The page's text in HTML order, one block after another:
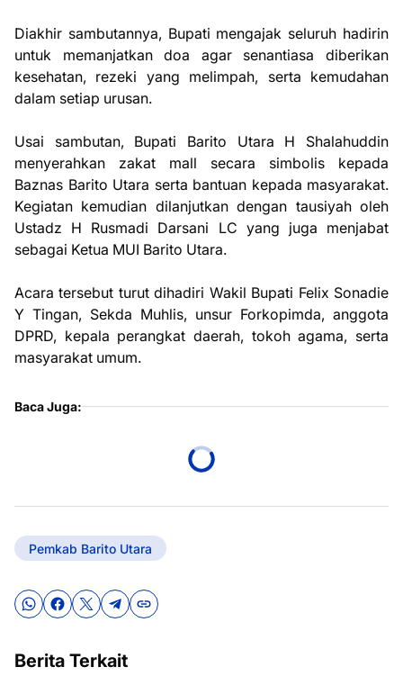
Diakhir sambutannya, Bupati mengajak seluruh hadirin
untuk memanjatkan doa agar senantiasa diberikan
kesehatan, rezeki yang melimpah, serta kemudahan
dalam setiap urusan.
Usai sambutan, Bupati Barito Utara H Shalahuddin
menyerahkan zakat mall secara simbolis kepada
Baznas Barito Utara serta bantuan kepada masyarakat.
Kegiatan kemudian dilanjutkan dengan tausiyah oleh
Ustadz H Rusmadi Darsani LC yang juga menjabat
sebagai Ketua MUI Barito Utara.
Acara tersebut turut dihadiri Wakil Bupati Felix Sonadie
Y Tingan, Sekda Muhlis, unsur Forkopimda, anggota
DPRD, kepala perangkat daerah, tokoh agama, serta
masyarakat umum.
Baca Juga:
Pemkab Barito Utara
Berita Terkait